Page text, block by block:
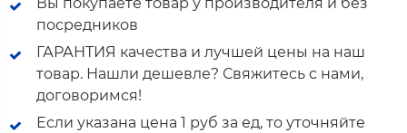
Вы покупаете товар у производителя и без
посредников
ГАРАНТИЯ качества и лучшей цены на наш
товар. Нашли дешевле? Свяжитесь с нами,
договоримся!
Если указана цена 1 руб за ед, то уточняйте